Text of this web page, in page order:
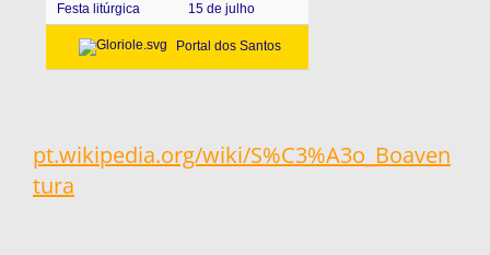
Festa litúrgica
15 de julho
Portal dos Santos
pt.wikipedia.org/wiki/S%C3%A3o_Boaven
tura